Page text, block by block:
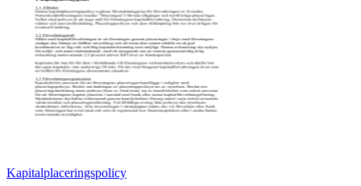
Kapitalplaceringspolicy